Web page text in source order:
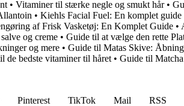
• Vitaminer til stærke negle og smukt hår•
• Kiehls Facial Fuel: En komplet
af Frisk Vasketøj: En Komplet Guide •
og creme • Guide til at vælge den rette
og mere • Guide til Matas Skive:
de bedste vitaminer til håret • Guide til
Pinterest TikTok Mail
RSS